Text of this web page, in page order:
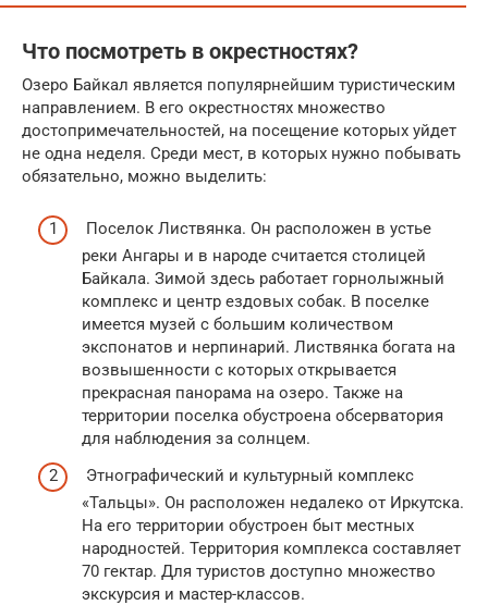
Что посмотреть в окрестностях?
Озеро Байкал является популярнейшим туристическим
направлением. В его окрестностях множество
достопримечательностей, на посещение которых уйдет
не одна неделя. Среди мест, в которых нужно побывать
обязательно, можно выделить:
Поселок Листвянка. Он расположен в устье
реки Ангары и в народе считается столицей
Байкала. Зимой здесь работает горнолыжный
комплекс и центр ездовых собак. В поселке
имеется музей с большим количеством
экспонатов и нерпинарий. Листвянка богата на
возвышенности с которых открывается
прекрасная панорама на озеро. Также на
территории поселка обустроена обсерватория
для наблюдения за солнцем.
Этнографический и культурный комплекс
«Тальцы». Он расположен недалеко от Иркутска.
На его территории обустроен быт местных
народностей. Территория комплекса составляет
70 гектар. Для туристов доступно множество
экскурсия и мастер-классов.